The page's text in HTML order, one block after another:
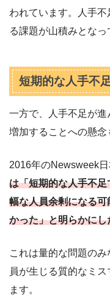
われています。人手
る課題が山積みとなっ
短期的な人手不
一方で、人手不足が
増加することへの懸念
2016年のNewsweek
は「短期的な人手不
幅な人員余剰になる
かった」と明らかにし
これは量的な問題の
員が生じる質的なミ
ます。